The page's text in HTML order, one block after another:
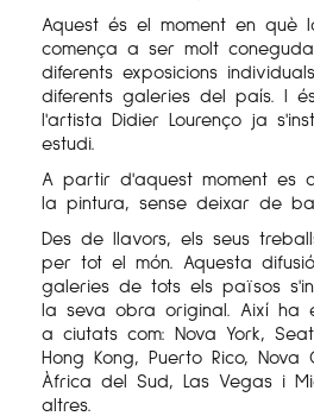
Aquest és el moment en què
comença a ser molt
diferents exposicions
diferents galeries del país. I
l'artista Didier Lourenço ja
estudi.
A partir d'aquest moment es
la pintura, sense deixar de
Des de llavors, els seus
per tot el món. Aquesta
galeries de tots els països
la seva obra original. Així ha
a ciutats com: Nova York,
Hong Kong, Puerto Rico, Nova
Àfrica del Sud, Las Vegas i
altres.